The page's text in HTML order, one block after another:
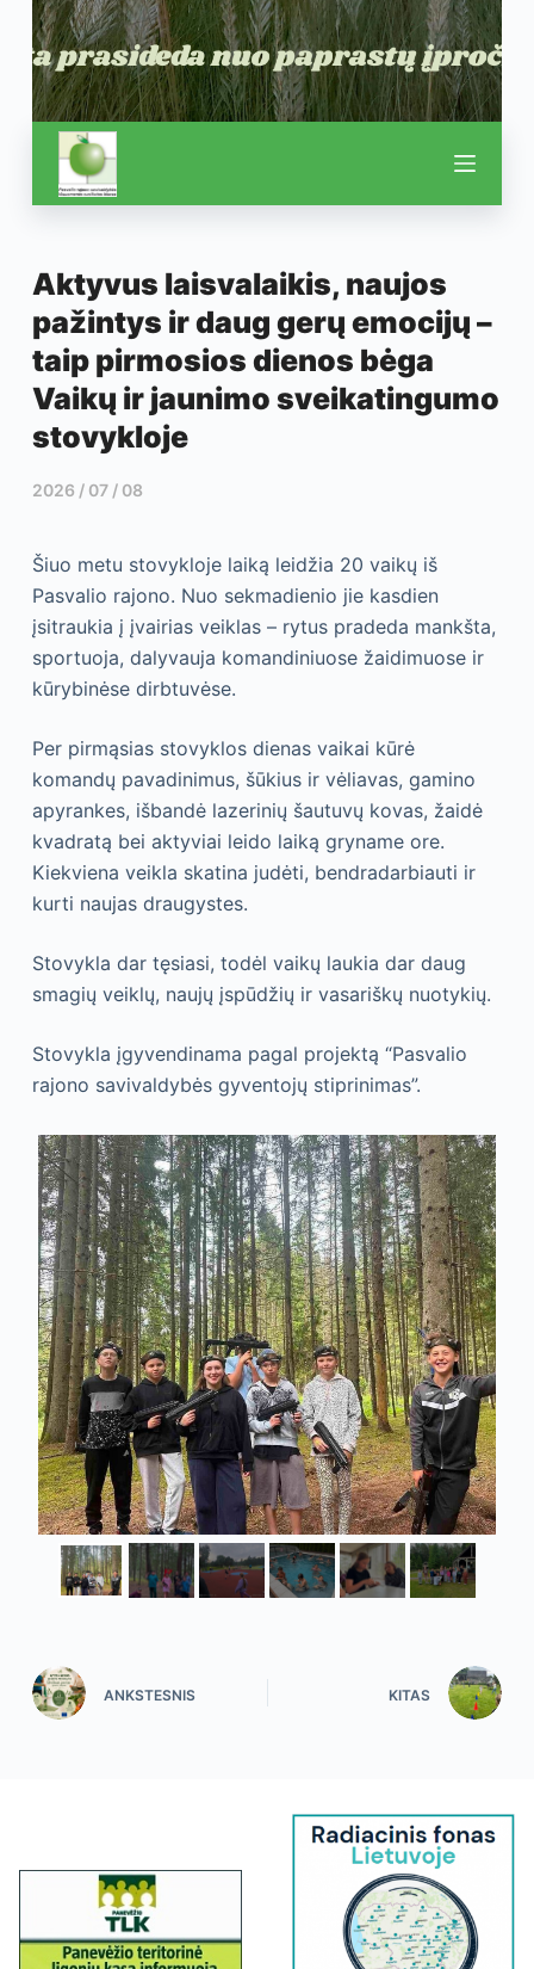
Aktyvus laisvalaikis, naujos
pažintys ir daug gerų emocijų –
taip pirmosios dienos bėga
Vaikų ir jaunimo sveikatingumo
stovykloje
2026 / 07 / 08
Šiuo metu stovykloje laiką leidžia 20 vaikų iš
Pasvalio rajono. Nuo sekmadienio jie kasdien
įsitraukia į įvairias veiklas – rytus pradeda mankšta,
sportuoja, dalyvauja komandiniuose žaidimuose ir
kūrybinėse dirbtuvėse.
Per pirmąsias stovyklos dienas vaikai kūrė
komandų pavadinimus, šūkius ir vėliavas, gamino
apyrankes, išbandė lazerinių šautuvų kovas, žaidė
kvadratą bei aktyviai leido laiką gryname ore.
Kiekviena veikla skatina judėti, bendradarbiauti ir
kurti naujas draugystes.
Stovykla dar tęsiasi, todėl vaikų laukia dar daug
smagių veiklų, naujų įspūdžių ir vasariškų nuotykių.
Stovykla įgyvendinama pagal projektą “Pasvalio
rajono savivaldybės gyventojų stiprinimas”.
ANKSTESNIS KITAS